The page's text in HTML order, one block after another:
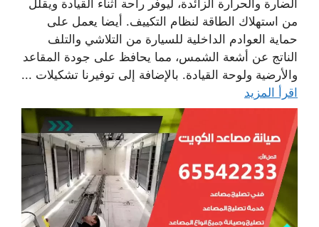
الضارة والحرارة الزائدة، ليوفر راحة أثناء القيادة ويقلل
من استهلاك الطاقة لنظام التكييف. أيضا يعمل على
حماية العوادم الداخلية للسيارة من التلاشي والتلف
الناتج عن أشعة الشمس، مما يحافظ على جودة المقاعد
والأرضية ولوحة القيادة. بالإضافة إلى توفيرنا تشكيلات ...
اقرأ المزيد